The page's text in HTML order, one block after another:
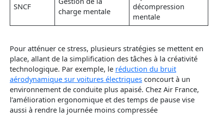
SNCF
charge mentale
décompression
mentale
Pour atténuer ce stress, plusieurs stratégies se mettent en
place, allant de la simplification des tâches à la créativité
technologique. Par exemple, le réduction du bruit
aérodynamique sur voitures électriques concourt à un
environnement de conduite plus apaisé. Chez Air France,
l’amélioration ergonomique et des temps de pause vise
aussi à rendre la journée moins compressée